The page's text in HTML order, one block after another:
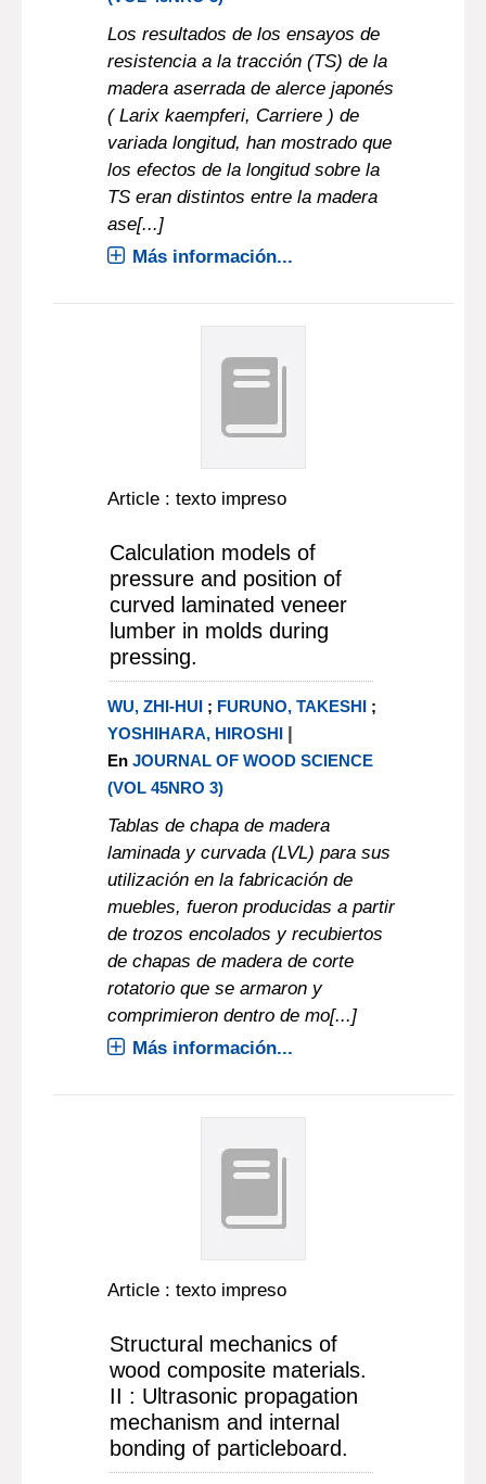
Los resultados de los ensayos de
resistencia a la tracción (TS) de la
madera aserrada de alerce japonés
( Larix kaempferi, Carriere ) de
variada longitud, han mostrado que
los efectos de la longitud sobre la
TS eran distintos entre la madera
ase[...]
Más información...
Article : texto impreso
Calculation models of
pressure and position of
curved laminated veneer
lumber in molds during
pressing.
WU, ZHI-HUI; FURUNO, TAKESHI;
YOSHIHARA, HIROSHI |
En JOURNAL OF WOOD SCIENCE
(VOL 45NRO 3)
Tablas de chapa de madera
laminada y curvada (LVL) para sus
utilización en la fabricación de
muebles, fueron producidas a partir
de trozos encolados y recubiertos
de chapas de madera de corte
rotatorio que se armaron y
comprimieron dentro de mo[...]
Más información...
Article : texto impreso
Structural mechanics of
wood composite materials.
II : Ultrasonic propagation
mechanism and internal
bonding of particleboard.